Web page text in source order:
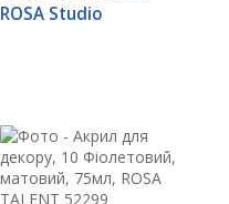
ROSA Studio